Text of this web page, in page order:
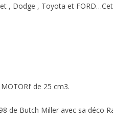
, Dodge , Toyota et
de 25 cm3.
de Butch Miller avec sa déco